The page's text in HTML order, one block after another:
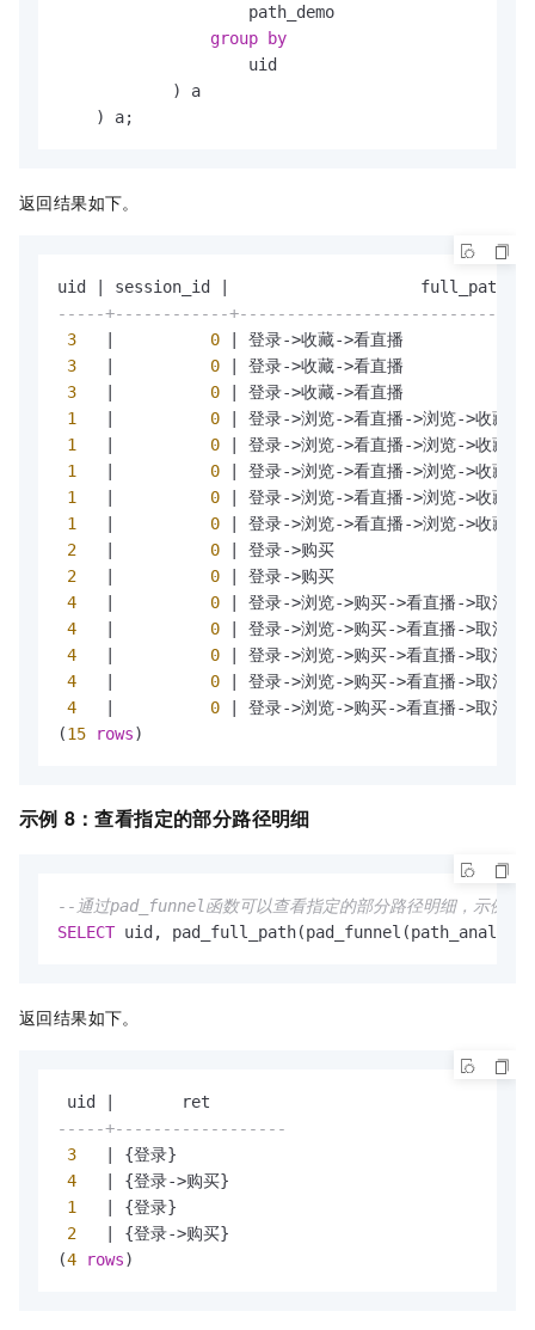
                    path_demo
group
by
                    uid
            ) a
    ) a;
返回结果如下。
uid session_id
-----+------------
3
0 登录->收藏->看
3
0 登录->收藏->看
3
0 登录->收藏->看
1
0 登录->浏览->看直播->浏览->收
1
0 登录->浏览->看直播->浏览->收
1
0 登录->浏览->看直播->浏览->收
1
0 登录->浏览->看直播->浏览->收
1
0 登录->浏览->看直播->浏览->收
2
0 登录->购
2
0 登录->购
4
0 登录->浏览->购买->看直播->取消
4
0 登录->浏览->购买->看直播->取消
4
0 登录->浏览->购买->看直播->取消
4
0 登录->浏览->购买->看直播->取消
4
0 登录->浏览->购买->看直播->取消
(15 rows)
示例 8：查看指定的部分路径明细
--通过pad_funnel函数可以查看指定的部分路径明细，示例只
SELECT uid,
返回结果如下。
uid
-----+------------------
3
{登录}
4
{登录->购买}
1
{登录}
2
{登录->购买}
(4 rows)